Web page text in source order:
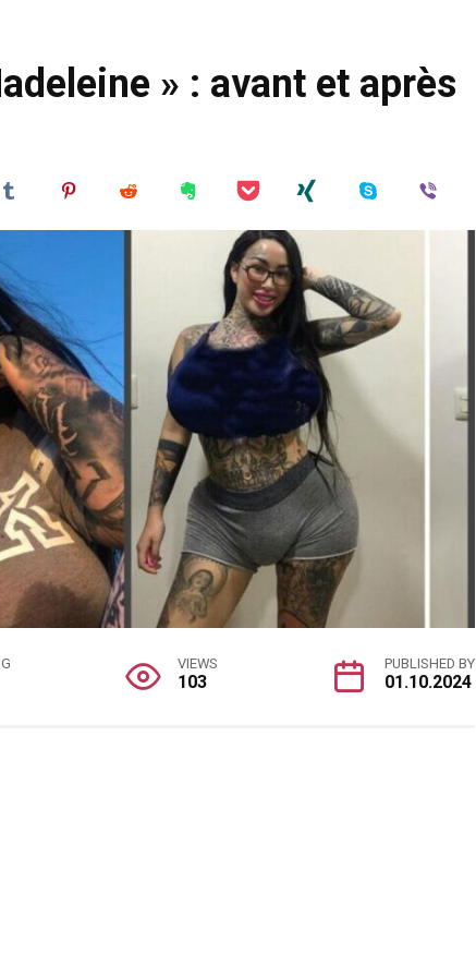
» : avant et après
VIEWS
103
PUBLISHED BY
01.10.2024